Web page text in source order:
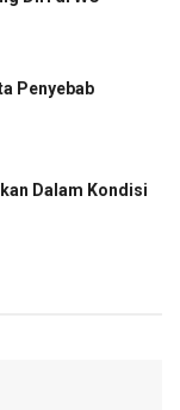
Penyebab
Dalam Kondisi